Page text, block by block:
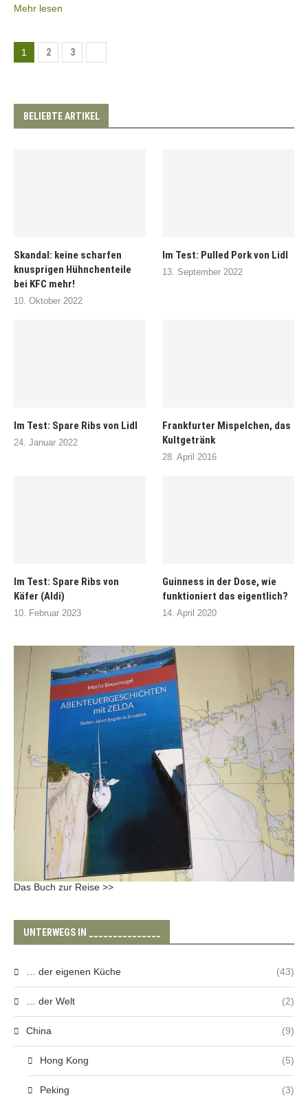
Mehr lesen
1 2 3
BELIEBTE ARTIKEL
Skandal: keine scharfen
knusprigen Hühnchenteile
bei KFC mehr!
10. Oktober 2022
Im Test: Pulled Pork von Lidl
13. September 2022
Im Test: Spare Ribs von Lidl
24. Januar 2022
Frankfurter Mispelchen, das
Kultgetränk
28. April 2016
Im Test: Spare Ribs von
Käfer (Aldi)
10. Februar 2023
Guinness in der Dose, wie
funktioniert das eigentlich?
14. April 2020
Das Buch zur Reise >>
UNTERWEGS IN _______________
… der eigenen Küche (43)
… der Welt (2)
China (9)
Hong Kong (5)
Peking (3)